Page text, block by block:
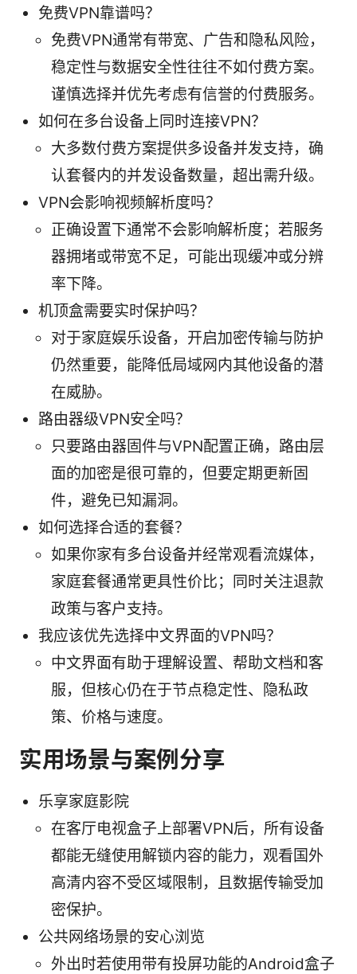
免费VPN靠谱吗？
免费VPN通常有带宽、广告和隐私风险，
稳定性与数据安全性往往不如付费方案。
谨慎选择并优先考虑有信誉的付费服务。
如何在多台设备上同时连接VPN？
大多数付费方案提供多设备并发支持，确
认套餐内的并发设备数量，超出需升级。
VPN会影响视频解析度吗？
正确设置下通常不会影响解析度；若服务
器拥堵或带宽不足，可能出现缓冲或分辨
率下降。
机顶盒需要实时保护吗？
对于家庭娱乐设备，开启加密传输与防护
仍然重要，能降低局域网内其他设备的潜
在威胁。
路由器级VPN安全吗？
只要路由器固件与VPN配置正确，路由层
面的加密是很可靠的，但要定期更新固
件，避免已知漏洞。
如何选择合适的套餐？
如果你家有多台设备并经常观看流媒体，
家庭套餐通常更具性价比；同时关注退款
政策与客户支持。
我应该优先选择中文界面的VPN吗？
中文界面有助于理解设置、帮助文档和客
服，但核心仍在于节点稳定性、隐私政
策、价格与速度。
实用场景与案例分享
乐享家庭影院
在客厅电视盒子上部署VPN后，所有设备
都能无缝使用解锁内容的能力，观看国外
高清内容不受区域限制，且数据传输受加
密保护。
公共网络场景的安心浏览
外出时若使用带有投屏功能的Android盒子